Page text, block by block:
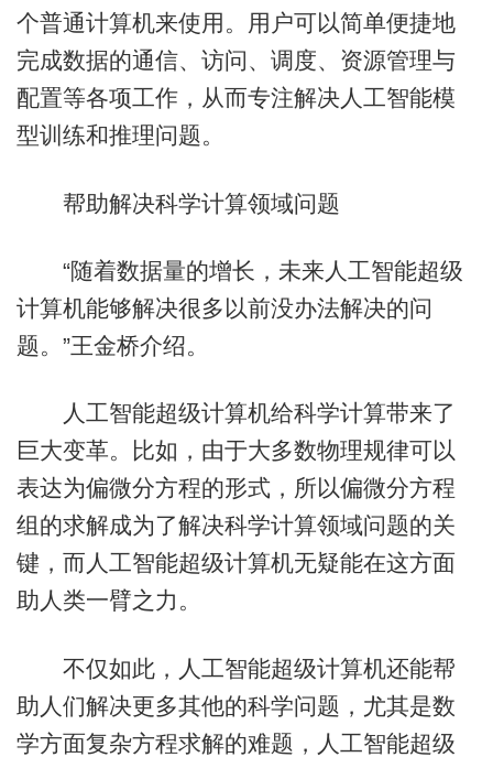
个普通计算机来使用。用户可以简单便捷地
完成数据的通信、访问、调度、资源管理与
配置等各项工作，从而专注解决人工智能模
型训练和推理问题。
帮助解决科学计算领域问题
“随着数据量的增长，未来人工智能超级
计算机能够解决很多以前没办法解决的问
题。”王金桥介绍。
人工智能超级计算机给科学计算带来了
巨大变革。比如，由于大多数物理规律可以
表达为偏微分方程的形式，所以偏微分方程
组的求解成为了解决科学计算领域问题的关
键，而人工智能超级计算机无疑能在这方面
助人类一臂之力。
不仅如此，人工智能超级计算机还能帮
助人们解决更多其他的科学问题，尤其是数
学方面复杂方程求解的难题，人工智能超级